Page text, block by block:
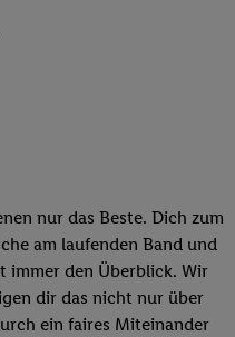
nur das Beste. Dich zum
am laufenden Band und
immer den Überblick. Wir
dir das nicht nur über
ein faires Miteinander